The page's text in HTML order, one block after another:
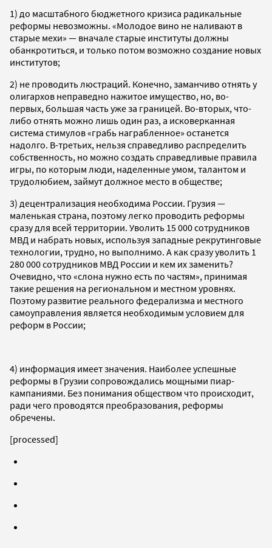
1) до масштабного бюджетного кризиса радикальные
реформы невозможны. «Молодое вино не наливают в
старые мехи» — вначале старые институты должны
обанкротиться, и только потом возможно создание новых
институтов;
2) не проводить люстраций. Конечно, заманчиво отнять у
олигархов неправедно нажитое имущество, но, во-
первых, большая часть уже за границей. Во-вторых, что-
либо отнять можно лишь один раз, а исковерканная
система стимулов «грабь награбленное» останется
надолго. В-третьих, нельзя справедливо распределить
собственность, но можно создать справедливые правила
игры, по которым люди, наделенные умом, талантом и
трудолюбием, займут должное место в обществе;
3) децентрализация необходима России. Грузия —
маленькая страна, поэтому легко проводить реформы
сразу для всей территории. Уволить 15 000 сотрудников
МВД и набрать новых, используя западные рекрутинговые
технологии, трудно, но выполнимо. А как сразу уволить 1
280 000 сотрудников МВД России и кем их заменить?
Очевидно, что «слона нужно есть по частям», принимая
такие решения на региональном и местном уровнях.
Поэтому развитие реального федерализма и местного
самоуправления является необходимым условием для
реформ в России;
4) информация имеет значения. Наиболее успешные
реформы в Грузии сопровождались мощными пиар-
кампаниями. Без понимания обществом что происходит,
ради чего проводятся преобразования, реформы
обречены.
[processed]